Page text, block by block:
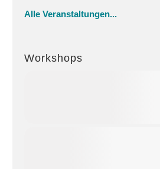
Alle Veranstaltungen...
Workshops